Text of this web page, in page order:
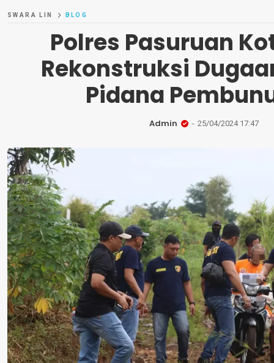
SWARA LIN BLOG
Polres Pasuruan
Rekonstruksi
Pidana
Admin 25/04/2024 17:47